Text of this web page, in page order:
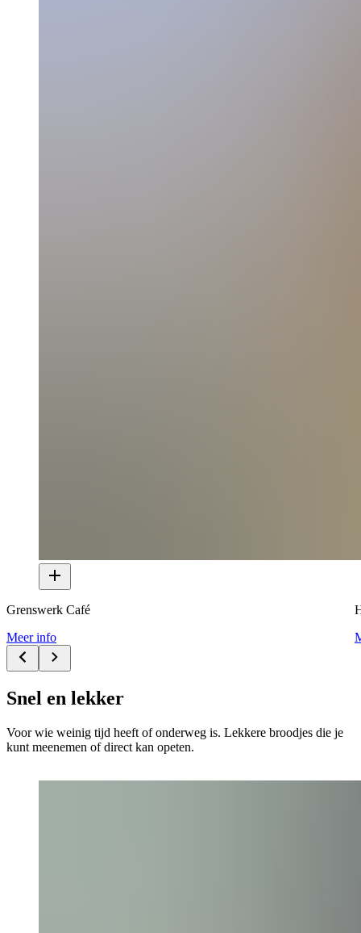
Grenswerk Café
Meer info
Snel en lekker
Voor wie weinig tijd heeft of onderweg is. Lekkere broodjes die je
kunt meenemen of direct kan opeten.